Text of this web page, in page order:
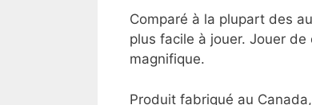
Comparé à la plupart des
plus facile à jouer. Jouer
magnifique.
Produit fabriqué au